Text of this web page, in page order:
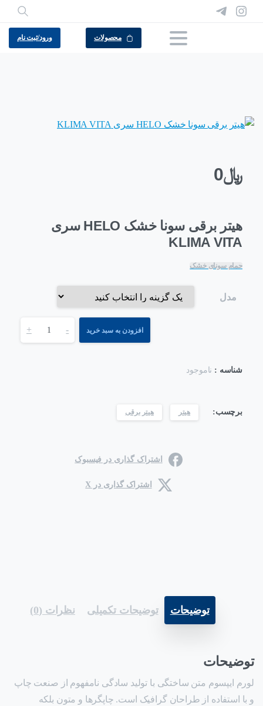
محصولات ورود/ثبت نام
﷼0
هیتر برقی سونا خشک HELO سری
KLIMA VITA
حمام سونای خشک
مدل
-
+ افزودن به سبد خرید
شناسه : ناموجود
برچسب: هیتر هیتر برقی
اشتراک گذاری در فیسبوک
اشتراک گذاری در X
توضیحات توضیحات تکمیلی نظرات (0)
توضیحات
لورم ایپسوم متن ساختگی با تولید سادگی نامفهوم از صنعت چاپ
و با استفاده از طراحان گرافیک است. چاپگرها و متون بلکه